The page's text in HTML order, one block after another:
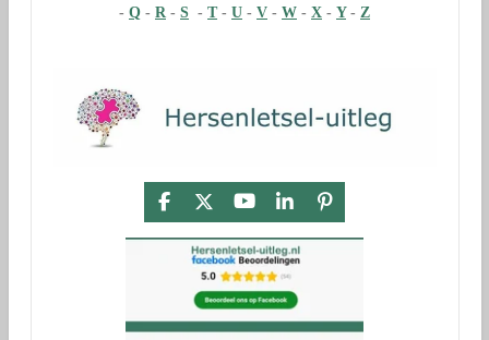
- Q - R - S - T- U - V - W - X - Y- Z
F
a
c
k
X
Y
o
u
T
u
b
e
L
i
n
k
e
d
I
n
P
i
n
s